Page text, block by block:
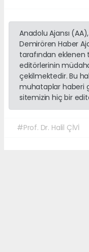
Anadolu Ajansı
Demirören Haber
tarafından
editörlerinin
çekilmektedir. Bu
muhataplar haberi
sitemizin hiç bir
#Prof. Dr. Halil ÇİVİ